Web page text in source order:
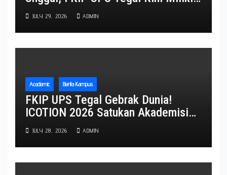
Lima Program Studi Berpredikat
Unggul
JULY 29, 2026 ADMIN
Academic Berita Kampus
FKIP UPS Tegal Gebrak Dunia!
ICOTION 2026 Satukan Akademisi
Empat Negara, Perkuat Diplomasi
Pendidikan Global
JULY 28, 2026 ADMIN